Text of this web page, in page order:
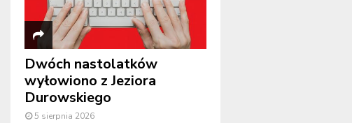
Dwóch nastolatków
wyłowiono z Jeziora
Durowskiego
5 sierpnia 2026